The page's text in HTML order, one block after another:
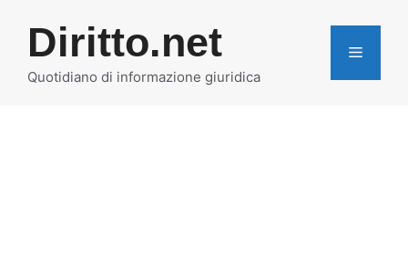
contenuto
Diritto.net
Quotidiano di informazione giuridica
MENU